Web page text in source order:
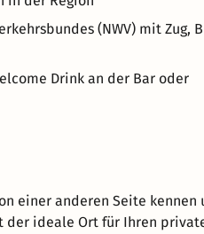
(NWV) mit Zug,
Drink an der Bar oder
einer anderen Seite kennen
der ideale Ort für Ihren